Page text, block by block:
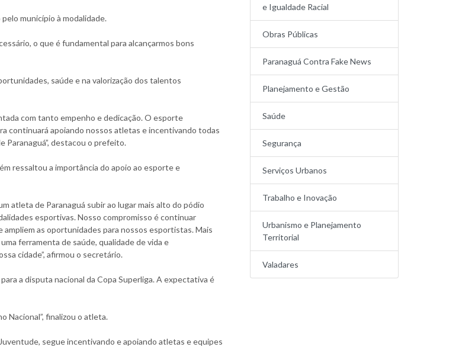
município à modalidade.
o que é fundamental para alcançarmos bons
saúde e na valorização dos talentos
com tanto empenho e dedicação. O esporte
continuará apoiando nossos atletas e incentivando todas
Paranaguá”, destacou o prefeito.
ressaltou a importância do apoio ao esporte e
atleta de Paranaguá subir ao lugar mais alto do pódio
esportivas. Nosso compromisso é continuar
as oportunidades para nossos esportistas. Mais
ferramenta de saúde, qualidade de vida e
cidade”, afirmou o secretário.
a disputa nacional da Copa Superliga. A expectativa é
Nacional”, finalizou o atleta.
segue incentivando e apoiando atletas e equipes
e Igualdade Racial
Obras Públicas
Paranaguá Contra Fake News
Planejamento e Gestão
Saúde
Segurança
Serviços Urbanos
Trabalho e Inovação
Urbanismo e Planejamento
Territorial
Valadares